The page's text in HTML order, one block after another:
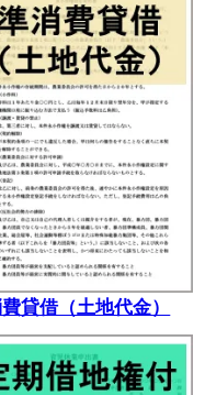
貸借（土地代金）